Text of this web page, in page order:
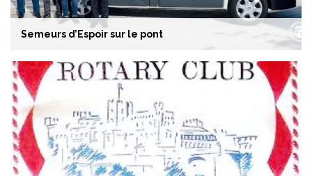
Semeurs d’Espoir sur le pont